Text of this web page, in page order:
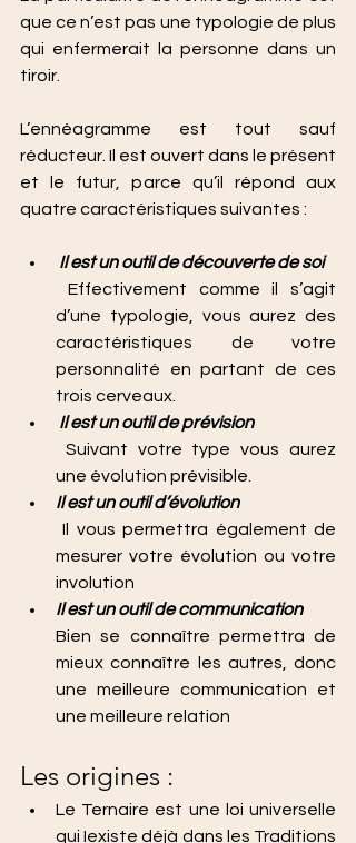
que ce n’est pas une typologie de plus
qui enfermerait la personne dans un
tiroir.
L’ennéagramme est tout sauf
réducteur. Il est ouvert dans le présent
et le futur, parce qu’il répond aux
quatre caractéristiques suivantes :
Il est un outil de découverte de soi
d’une typologie, vous aurez des
caractéristiques de votre
personnalité en partant de ces
trois cerveaux.
Il est un outil de prévision
une évolution prévisible.
Il est un outil d’évolution
Il vous permettra également de
mesurer votre évolution ou votre
involution
Il est un outil de communication
Bien se connaître permettra de
mieux connaître les autres, donc
une meilleure communication et
une meilleure relation
Les origines :
Le Ternaire est une loi universelle
qui Iexiste déjà dans les Traditions